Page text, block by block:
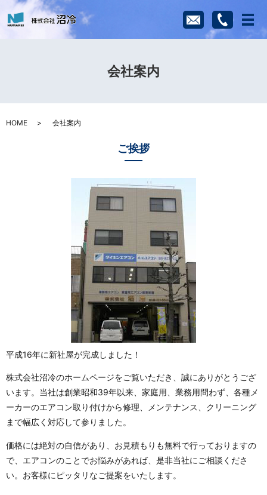
メ
会社案内
HOME 会社案内
ご挨拶
平成16年に新社屋が完成しました！
株式会社沼冷のホームページをご覧いただき、誠にありがとうござ
います。当社は創業昭和39年以来、家庭用、業務用問わず、各種メ
ーカーのエアコン取り付けから修理、メンテナンス、クリーニング
まで幅広く対応して参りました。
価格には絶対の自信があり、お見積もりも無料で行っておりますの
で、エアコンのことでお悩みがあれば、是非当社にご相談くださ
い。お客様にピッタリなご提案をいたします。